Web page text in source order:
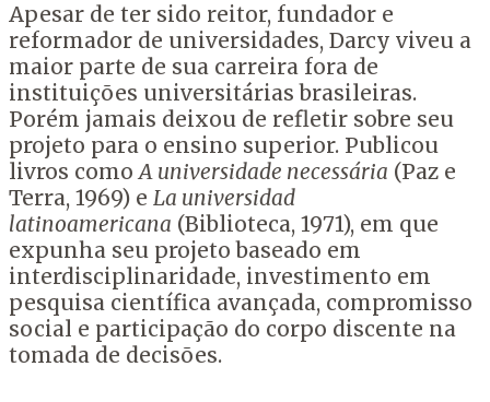
Apesar de ter sido reitor, fundador e
reformador de universidades, Darcy viveu a
maior parte de sua carreira fora de
instituições universitárias brasileiras.
Porém jamais deixou de refletir sobre seu
projeto para o ensino superior. Publicou
livros comoA universidade necessária (Paz e
Terra, 1969) e La universidad
latinoamericana (Biblioteca, 1971), em que
expunha seu projeto baseado em
interdisciplinaridade, investimento em
pesquisa científica avançada, compromisso
social e participação do corpo discente na
tomada de decisões.